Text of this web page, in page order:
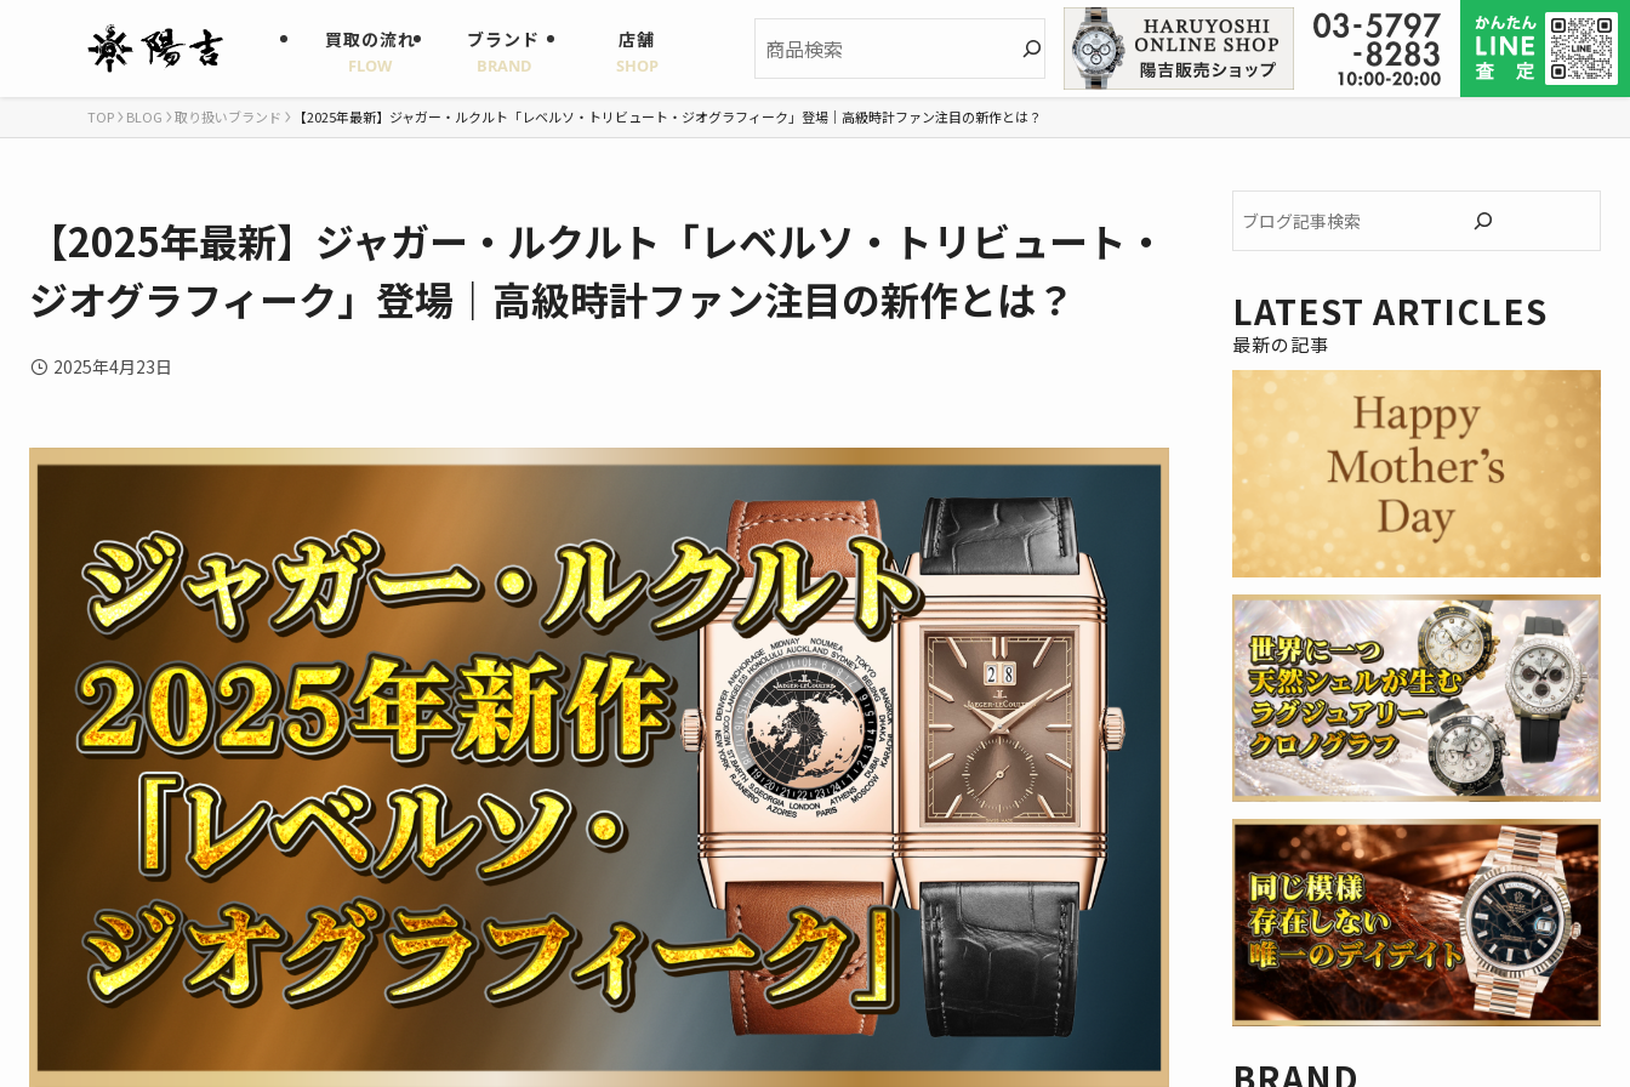
買取の流れ
FLOW
ブランド
BRAND
店舗
SHOP
検
索
TOP BLOG 取り扱いブランド 【2025年最新】ジャガー・ルクルト「レベルソ・トリビュート・ジオグラフィーク」登場｜高級時計ファン注目の新作とは？
【2025年最新】ジャガー・ルクルト「レベルソ・トリビュート・
ジオグラフィーク」登場｜高級時計ファン注目の新作とは？
2025年4月23日
ロ
グ
検
LATEST ARTICLES
BRAND